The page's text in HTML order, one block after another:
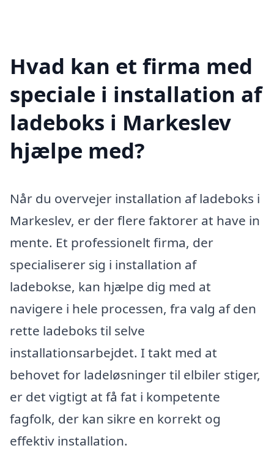
Hvad kan et firma med
speciale i installation af
ladeboks i Markeslev
hjælpe med?
Når du overvejer installation af ladeboks i
Markeslev, er der flere faktorer at have in
mente. Et professionelt firma, der
specialiserer sig i installation af
ladebokse, kan hjælpe dig med at
navigere i hele processen, fra valg af den
rette ladeboks til selve
installationsarbejdet. I takt med at
behovet for ladeløsninger til elbiler stiger,
er det vigtigt at få fat i kompetente
fagfolk, der kan sikre en korrekt og
effektiv installation.